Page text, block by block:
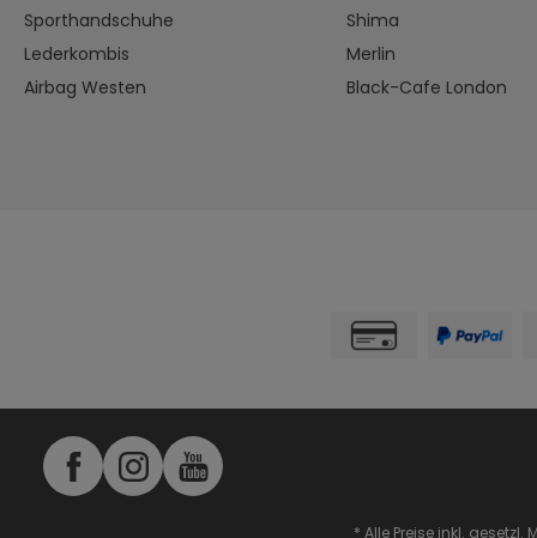
Sporthandschuhe
Lederkombis
Airbag Westen
Shima
Merlin
Black-Cafe London
* Alle Preise inkl. gesetzl.